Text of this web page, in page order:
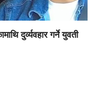
दुर्व्यवहार गर्ने युवती